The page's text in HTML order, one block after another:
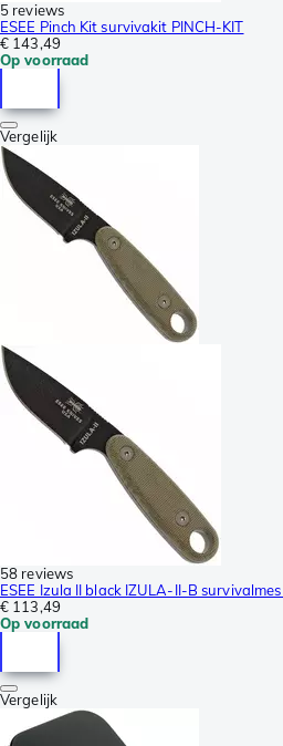
5 reviews
ESEE Pinch Kit survivakit PINCH-KIT
€ 143,49
Op voorraad
Vergelijk
58 reviews
ESEE Izula II black IZULA-II-B
€ 113,49
Op voorraad
Vergelijk